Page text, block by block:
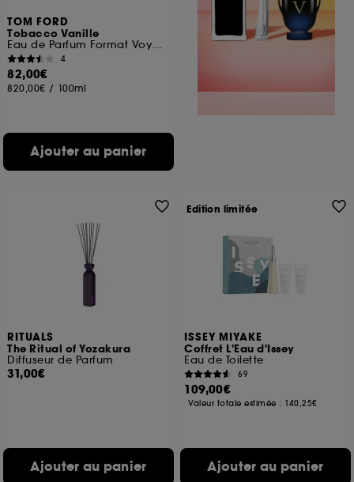
TOM FORD
Tobacco Vanille
Eau de Parfum Format Voyage
4
82,00€
820,00€ / 100ml
Ajouter au panier
RITUALS
The Ritual of Yozakura
Diffuseur de Parfum
31,00€
Ajouter au panier
ISSEY MIYAKE
Coffret L'Eau d'Issey
Eau de Toilette
69
109,00€
Valeur totale estimée : 140,25€
Ajouter au panier
Edition limitée